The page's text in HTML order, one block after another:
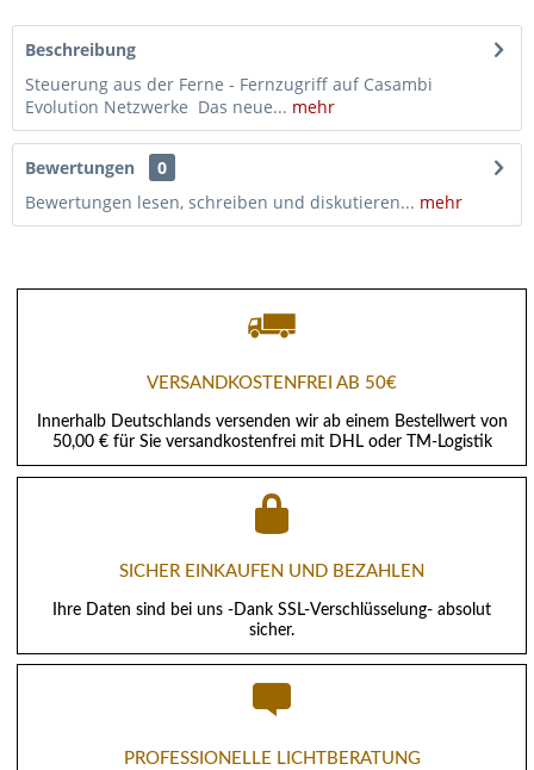
Beschreibung
Steuerung aus der Ferne - Fernzugriff auf Casambi
Evolution Netzwerke Das neue... mehr
Bewertungen
0
Bewertungen lesen, schreiben und diskutieren... mehr
VERSANDKOSTENFREI AB 50€
Innerhalb Deutschlands versenden wir ab einem Bestellwert von
50,00 € für Sie versandkostenfrei mit DHL oder TM-Logistik
SICHER EINKAUFEN UND BEZAHLEN
Ihre Daten sind bei uns -Dank SSL-Verschlüsselung- absolut
sicher.
PROFESSIONELLE LICHTBERATUNG